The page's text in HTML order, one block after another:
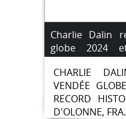
Charlie Dalin
globe 2024
historique.
CHARLIE
VENDÉE
RECORD
D'OLONNE,